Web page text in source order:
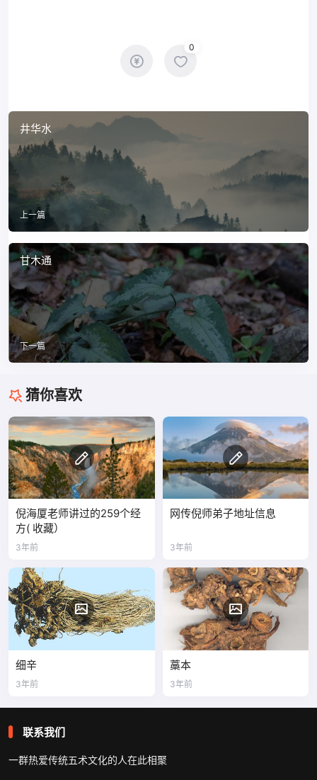
0
井华水
上一篇
甘木通
下一篇
猜你喜欢
倪海厦老师讲过的259个经
方( 收藏）
3年前
网传倪师弟子地址信息
3年前
细辛
3年前
藁本
3年前
联系我们
一群热爱传统五术文化的人在此相聚